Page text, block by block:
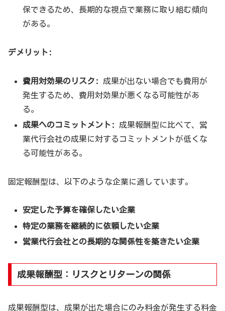
保できるため、長期的な視点で業務に取り組む傾向
がある。
デメリット:
費用対効果のリスク:
成果が出ない場合でも費用が
発生するため、費用対効果が悪くなる可能性があ
る。
成果へのコミットメント:
成果報酬型に比べて、営
業代行会社の成果に対するコミットメントが低くな
る可能性がある。
固定報酬型は、以下のような企業に適しています。
安定した予算を確保したい企業
特定の業務を継続的に依頼したい企業
営業代行会社との長期的な関係性を築きたい企業
成果報酬型：リスクとリターンの関係
成果報酬型は、成果が出た場合にのみ料金が発生する料金